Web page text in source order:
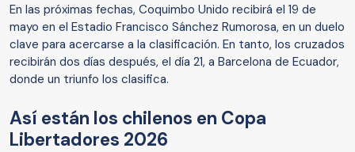
En las próximas fechas, Coquimbo Unido recibirá el 19 de
mayo en el Estadio Francisco Sánchez Rumorosa, en un duelo
clave para acercarse a la clasificación. En tanto, los cruzados
recibirán dos días después, el día 21, a Barcelona de Ecuador,
donde un triunfo los clasifica.
Así están los chilenos en Copa
Libertadores 2026